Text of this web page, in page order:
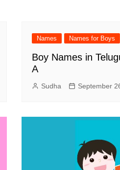
Names Names for Boys
Boy Names in
A
Sudha September